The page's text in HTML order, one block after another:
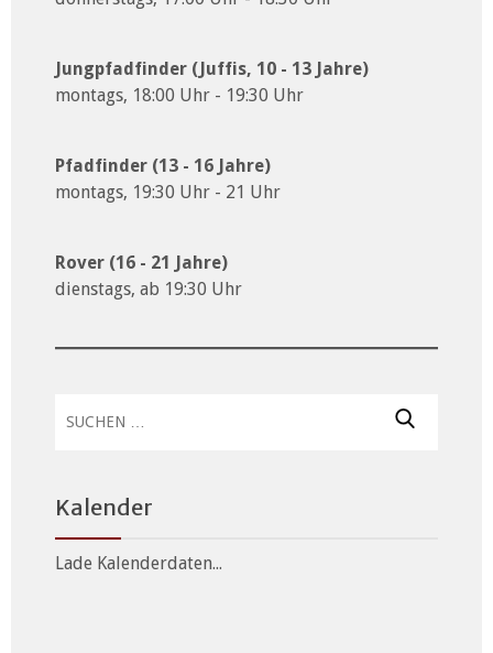
Jungpfadfinder (Juffis, 10 - 13 Jahre)
montags, 18:00 Uhr - 19:30 Uhr
Pfadfinder (13 - 16 Jahre)
montags, 19:30 Uhr - 21 Uhr
Rover (16 - 21 Jahre)
dienstags, ab 19:30 Uhr
nach:
Kalender
Lade Kalenderdaten...